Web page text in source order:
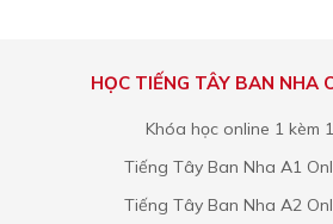
HỌC TIẾNG TÂY BAN NHA
Khóa học online 1 kèm
Tiếng Tây Ban Nha A1
Tiếng Tây Ban Nha A2